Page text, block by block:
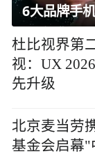
杜比视界第
视：UX
先升级
北京麦当劳
基金会启幕"